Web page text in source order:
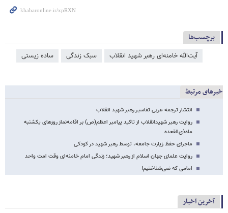
برچسب‌ها
آیت‌الله خامنه‌ای رهبر شهید انقلاب سبک زندگی ساده زیستی
خبرهای مرتبط
انتشار ترجمه عربی تفاسیر رهبر شهید انقلاب
روایت رهبر شهیدانقلاب از تاکید پیامبر اعظم(ص) بر اقامه‌نماز روزهای یکشنبه
ماه‌ذی‌القعده
ماجرای حفظ زیارت جامعه، توسط رهبر شهید در کودکی
روایت علمای جهان اسلام از رهبر شهید؛ زندگی امام خامنه‌ای وقت امت واحد
امامی که نمی‌شناختیم!
آخرین اخبار